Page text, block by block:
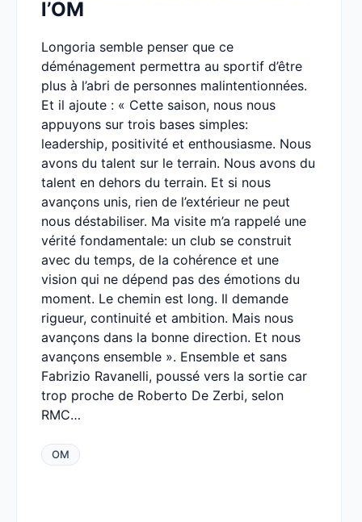
l’OM
Longoria semble penser que ce
déménagement permettra au sportif d’être
plus à l’abri de personnes malintentionnées.
Et il ajoute : « Cette saison, nous nous
appuyons sur trois bases simples:
leadership, positivité et enthousiasme. Nous
avons du talent sur le terrain. Nous avons du
talent en dehors du terrain. Et si nous
avançons unis, rien de l’extérieur ne peut
nous déstabiliser. Ma visite m’a rappelé une
vérité fondamentale: un club se construit
avec du temps, de la cohérence et une
vision qui ne dépend pas des émotions du
moment. Le chemin est long. Il demande
rigueur, continuité et ambition. Mais nous
avançons dans la bonne direction. Et nous
avançons ensemble ». Ensemble et sans
Fabrizio Ravanelli, poussé vers la sortie car
trop proche de Roberto De Zerbi, selon
RMC…
OM